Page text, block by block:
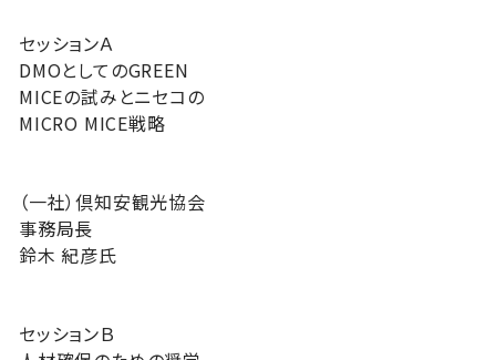
セッションＡ
DMOとしてのGREEN
MICEの試みとニセコの
MICRO MICE戦略
（一社）倶知安観光協会
事務局長
鈴木 紀彦氏
セッションＢ